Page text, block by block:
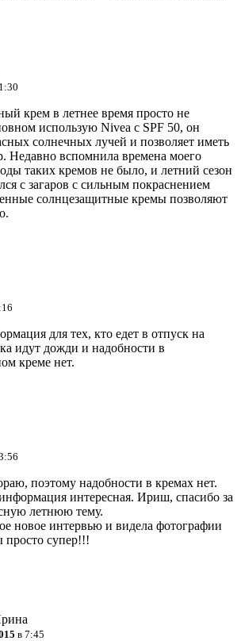
крем в летнее время просто не
использую Nivea с SPF 50, он
солнечных лучей и позволяет иметь
Недавно вспомнила времена моего
таких кремов не было, и летний сезон
с загаров с сильным покраснением
солнцезащитные кремы позволяют
для тех, кто едет в отпуск на
идут дожди и надобности в
креме нет.
поэтому надобности в кремах нет.
интересная. Ириш, спасибо за
летнюю тему.
новое интервью и видела фотографии
просто супер!!!
в 7:45